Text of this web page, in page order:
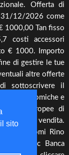
sito
Offerta di
12/2026 come
1000,00 Tan fisso
costi accessori
€ 1000. Importo
di gestire le tue
altre offerte
sottoscrivere il
economiche e
Europee di
il punto vendita.
Bonomi Rino
Banca